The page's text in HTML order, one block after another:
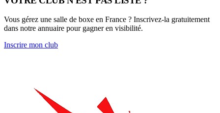
Vous gérez une salle de boxe en France ? Inscrivez-la gratuitement
dans notre annuaire pour gagner en visibilité.
Inscrire mon club